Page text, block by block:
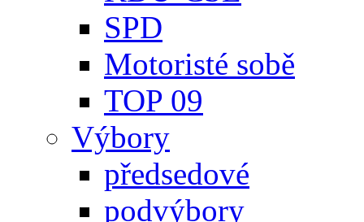
SPD
Motoristé sobě
TOP 09
Výbory
předsedové
podvýbory